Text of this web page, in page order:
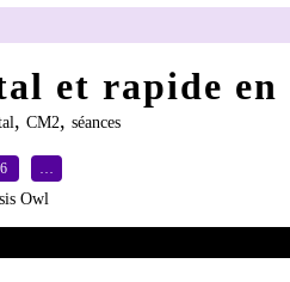
et rapide en
, CM2, séances
…
Owl